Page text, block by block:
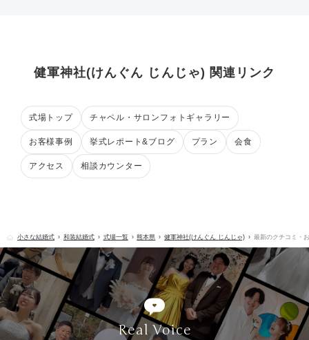
健軍神社(けんぐん じんじゃ) 関連リンク
式場トップ チャペル・サロンフォトギャラリー
お客様事例 挙式レポート&ブログ プラン 会食
アクセス 相談カウンター
小さな結婚式 和装結婚式 式場一覧 熊本県 健軍神社(けんぐん じんじゃ) 最新のクチコミ・
Real Voice